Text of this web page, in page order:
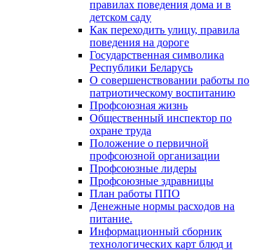
правилах поведения дома и в
детском саду
Как переходить улицу, правила
поведения на дороге
Государственная символика
Республики Беларусь
О совершенствовании работы по
патриотическому воспитанию
Профсоюзная жизнь
Общественный инспектор по
охране труда
Положение о первичной
профсоюзной организации
Профсоюзные лидеры
Профсоюзные здравницы
План работы ППО
Денежные нормы расходов на
питание.
Информационный сборник
технологических карт блюд и